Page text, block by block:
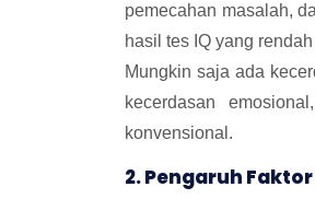
pemecahan masalah,
hasil tes IQ yang
Mungkin saja ada
kecerdasan
konvensional.
2. Pengaruh